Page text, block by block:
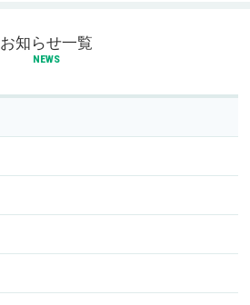
お知らせ一覧
NEWS